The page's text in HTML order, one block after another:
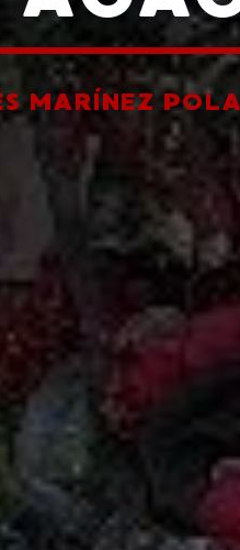
MARÍNEZ